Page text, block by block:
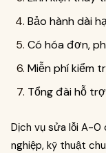
Bảo hành dài
Có hóa đơn,
Miễn phí kiểm
Tổng đài hỗ
Dịch vụ sửa lỗi A-0
nghiệp, kỹ thuật